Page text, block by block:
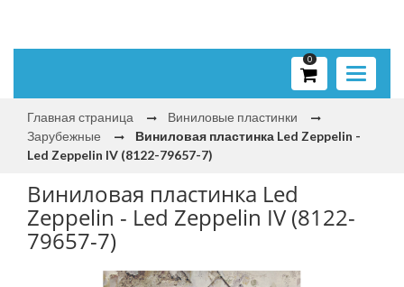
Toggle
0
Главная страница
Виниловые пластинки
Зарубежные
Виниловая пластинка Led Zeppelin -
Led Zeppelin IV (8122-79657-7)
Виниловая пластинка Led
Zeppelin - Led Zeppelin IV (8122-
79657-7)